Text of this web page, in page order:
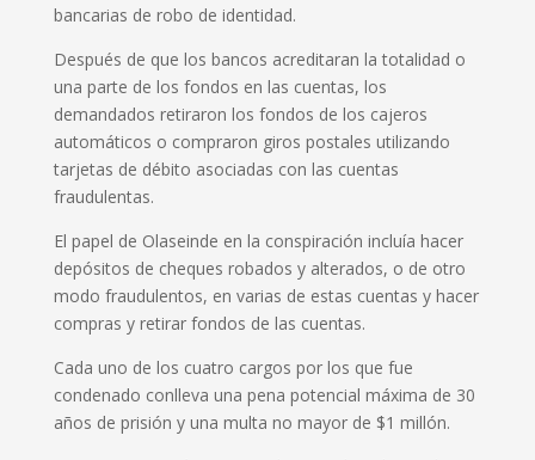
bancarias de robo de identidad.
Después de que los bancos acreditaran la totalidad o
una parte de los fondos en las cuentas, los
demandados retiraron los fondos de los cajeros
automáticos o compraron giros postales utilizando
tarjetas de débito asociadas con las cuentas
fraudulentas.
El papel de Olaseinde en la conspiración incluía hacer
depósitos de cheques robados y alterados, o de otro
modo fraudulentos, en varias de estas cuentas y hacer
compras y retirar fondos de las cuentas.
Cada uno de los cuatro cargos por los que fue
condenado conlleva una pena potencial máxima de 30
años de prisión y una multa no mayor de $1 millón.